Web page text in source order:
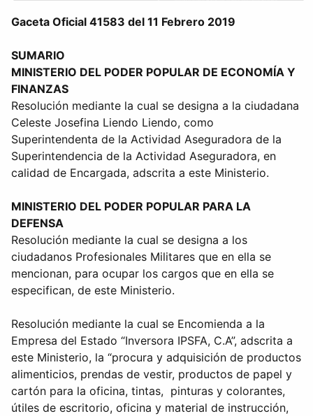
Gaceta Oficial 41583 del 11 Febrero 2019
SUMARIO
MINISTERIO DEL PODER POPULAR DE ECONOMÍA Y
FINANZAS
Resolución mediante la cual se designa a la ciudadana
Celeste Josefina Liendo Liendo, como
Superintendenta de la Actividad Aseguradora de la
Superintendencia de la Actividad Aseguradora, en
calidad de Encargada, adscrita a este Ministerio.
MINISTERIO DEL PODER POPULAR PARA LA
DEFENSA
Resolución mediante la cual se designa a los
ciudadanos Profesionales Militares que en ella se
mencionan, para ocupar los cargos que en ella se
especifican, de este Ministerio.
Resolución mediante la cual se Encomienda a la
Empresa del Estado “Inversora IPSFA, C.A”, adscrita a
este Ministerio, la “procura y adquisición de productos
alimenticios, prendas de vestir, productos de papel y
cartón para la oficina, tintas, pinturas y colorantes,
útiles de escritorio, oficina y material de instrucción,